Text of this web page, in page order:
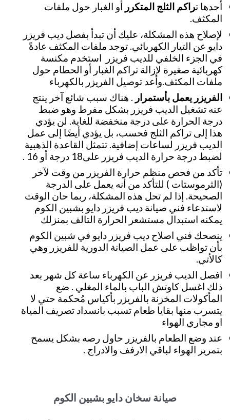
أحدها تراكم الثلج المتكرر أو الغبار حول ملفات
المكثف.
لإصلاح هذه المشكلة، عليك أن تبدأ بفصل ديب فريزر
دايو عن التيار الكهربائي. توجد ملفات المكثف عادةً
في الجزء الخلفي للديب فريزر استخدم مكنسة
كهربائية صغيرة لإزالة تراكم الغبار أو الحطام حول
ملفات المكثف.وأعد توصيل الفريزر بالكهرباء
الفريزر يعمل بأستمرار . هناك سبب شائع آخر ينتج
عنه تشغيل الديب فريزر بشكل مفرط وهو ضبط
درجة الحرارة على درجة منخفضة للغاية. لن يؤدي
هذا إلى تراكم الثلج فحسب، بل يؤدي أيضًا إلى عمل
الديب فريزر لساعات إضافية. تتمثل القاعدة الذهبية
لضبط درجة حرارة الديب فريزر على18 درجة أو 16 .
تأكد من فحص منظم حرارة الفريزر من وقت لآخر
(الثرموستات ) للتأكد من أنه يعمل على الدرجة
الصحيحة. إذا لم تحل هذه المشكلة، ربما حان الوقت
لاستدعاء فني صيانة ديب فريزر دايو بشبين الكوم
يمكنه استبدال مستشعر الحرارة التالف بمنزلك
ينصحك فني اصلاح ديب فريزر دايو في شبين الكوم
بأن تواظب على عمل الصيانة الدورية للفريزر وهي
كالأتي.
افصل الديب فريزر عن الكهرباء ساعة كل شهر بعد
ذلك اغسل كاوتش الباب بالماء المغلي . ضع
المأكولات المخزنة بالفريزر بأكياس مُحكمة حتي لا
يتسرب منها بقايا طعام تسبب بانسداد تصريف المياة
او مجاري الهواء
عند وضع الطعام بالفريزر حاول رصه بشكل يسمح
بتمرير الهواء لباقي الارفف والادراج .
صيانة سخان دايو بشبين الكوم